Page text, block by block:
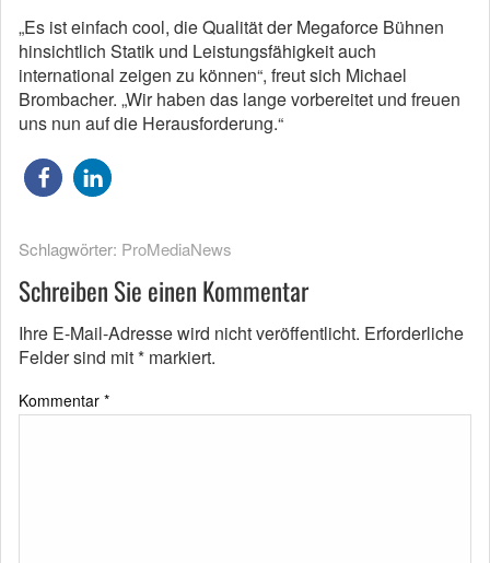
„Es ist einfach cool, die Qualität der Megaforce Bühnen
hinsichtlich Statik und Leistungsfähigkeit auch
international zeigen zu können“, freut sich Michael
Brombacher. „Wir haben das lange vorbereitet und freuen
uns nun auf die Herausforderung.“
Schlagwörter: ProMediaNews
Schreiben Sie einen Kommentar
Ihre E-Mail-Adresse wird nicht veröffentlicht. Erforderliche
Felder sind mit* markiert.
Kommentar *